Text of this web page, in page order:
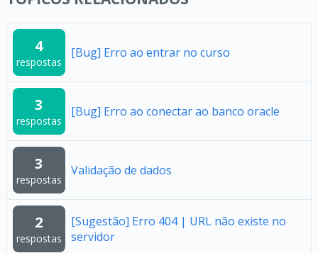
4
respostas
[Bug] Erro ao entrar no curso
3
respostas
[Bug] Erro ao conectar ao banco oracle
3
respostas
Validação de dados
2
respostas
[Sugestão] Erro 404 | URL não existe no
servidor